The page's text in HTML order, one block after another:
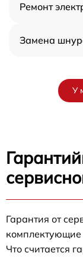
Ремонт
Замена
У
Гарантия от
Что считается